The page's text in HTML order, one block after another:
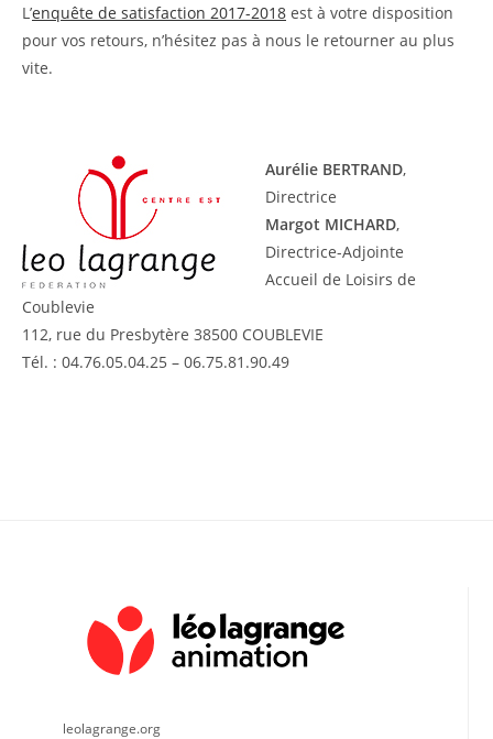
L’enquête de satisfaction 2017-2018 est à votre disposition
pour vos retours, n’hésitez pas à nous le retourner au plus
vite.
Aurélie BERTRAND,
Directrice
Margot MICHARD,
Directrice-Adjointe
Accueil de Loisirs de
Coublevie
112, rue du Presbytère 38500 COUBLEVIE
Tél. : 04.76.05.04.25 – 06.75.81.90.49
leolagrange.org